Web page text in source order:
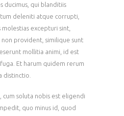
ducimus, qui blanditiis
deleniti atque corrupti,
excepturi sint,
provident, similique sunt
mollitia animi, id est
Et harum quidem rerum
distinctio.
soluta nobis est eligendi
quo minus id, quod